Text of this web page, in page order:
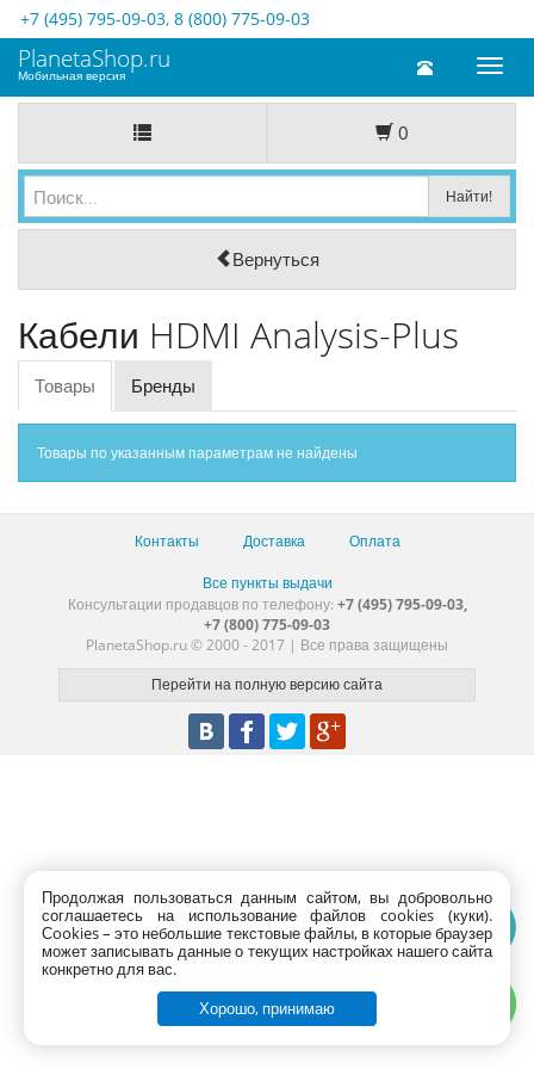
+7 (495) 795-09-03, 8 (800) 775-09-03
Toggle
PlanetaShop.ru
Мобильная версия
0
Вернуться
Кабели HDMI Analysis-Plus
Товары Бренды
Товары по указанным параметрам не найдены
Контакты Доставка Оплата
Все пункты выдачи
Консультации продавцов по телефону: +7 (495) 795-09-03,
+7 (800) 775-09-03
PlanetaShop.ru © 2000 - 2017 | Все права защищены
Продолжая пользоваться данным сайтом, вы добровольно
соглашаетесь на использование файлов cookies (куки).
Сookies – это небольшие текстовые файлы, в которые браузер
может записывать данные о текущих настройках нашего сайта
конкретно для вас.
Хорошо, принимаю